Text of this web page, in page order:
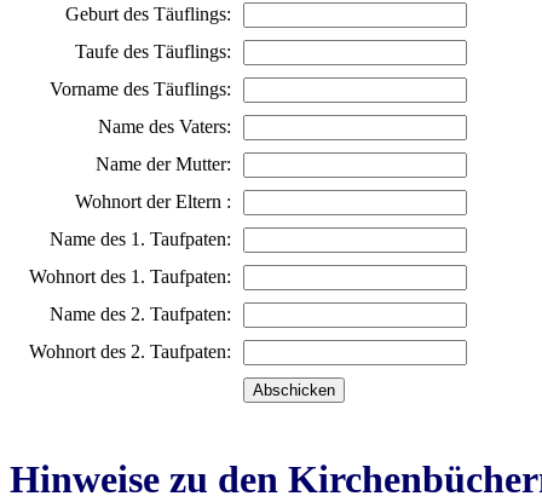
Geburt des Täuflings:
Taufe des Täuflings:
Vorname des Täuflings:
Name des Vaters:
Name der Mutter:
Wohnort der Eltern :
Name des 1. Taufpaten:
Wohnort des 1. Taufpaten:
Name des 2. Taufpaten:
Wohnort des 2. Taufpaten:
Hinweise zu den